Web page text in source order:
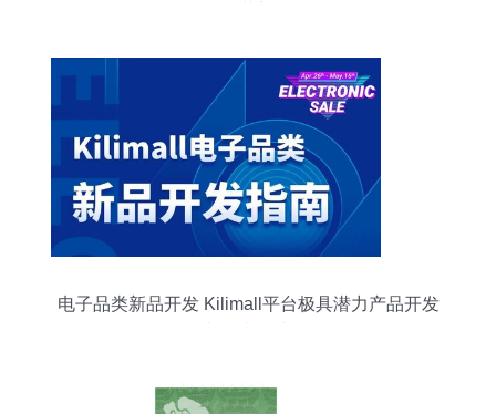
电子品类新品开发 Kilimall平台极具潜力产品开发